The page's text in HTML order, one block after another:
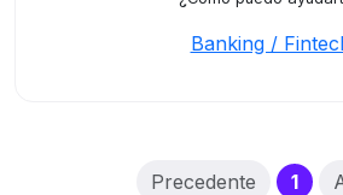
Banking /
Precedente 1